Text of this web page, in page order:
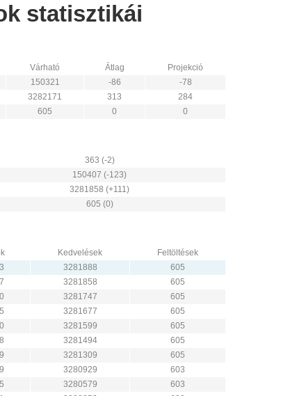
statisztikái
Várható Átlag
Projekció
150321 -86
-78
3282171 313
284
605 0 0
363 (-2)
150407 (-123)
3281858 (+111)
605 (0)
Kedvelések
Feltöltések
3281888
605
3281858
605
3281747
605
3281677
605
3281599
605
3281494
605
3281309
605
3280929
603
3280579
603